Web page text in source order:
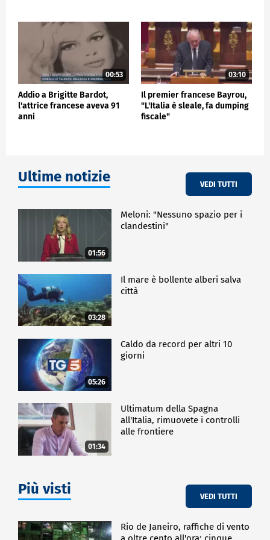
domiciliata in modo fraudolento in Portogallo nel
2016 e 2017 e di aver fatto passare una donazione di
due milioni di euro per un prestito e aver fatto
transitare 120.000 euro tramite un conto americano
non dichiarato.
ESTERI
00:53
Addio a Brigitte Bardot,
l'attrice francese aveva 91
anni
03:10
Il premier francese Bayrou,
"L'Italia è sleale, fa dumping
fiscale"
Ultime notizie VEDI TUTTI
01:56
Meloni: "Nessuno spazio per i
clandestini"
03:28
Il mare è bollente alberi salva
città
05:26
Caldo da record per altri 10
giorni
01:34
Ultimatum della Spagna
all'Italia, rimuovete i controlli
alle frontiere
Più visti VEDI TUTTI
Rio de Janeiro, raffiche di vento